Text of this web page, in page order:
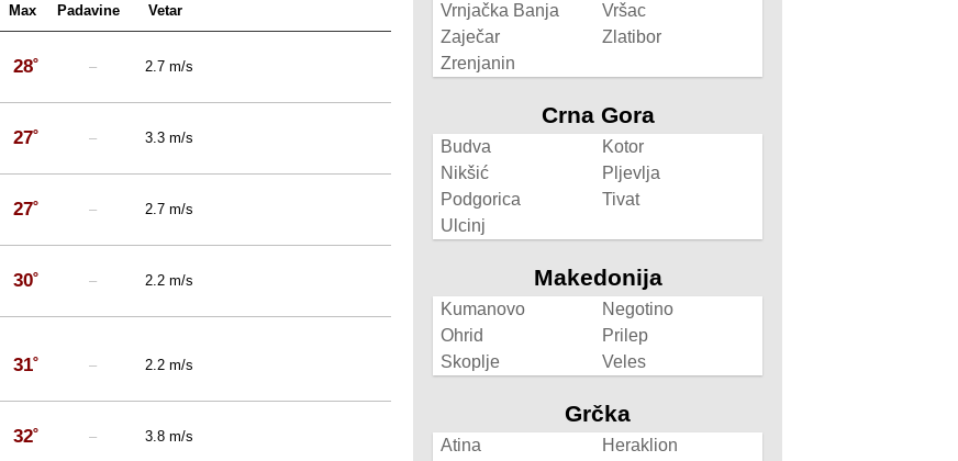
Max Padavine Vetar
28˚ – 2.7 m/s
27˚ – 3.3 m/s
27˚ – 2.7 m/s
30˚ – 2.2 m/s
31˚ – 2.2 m/s
32˚ – 3.8 m/s
Vrnjačka Banja
Vršac
Zaječar
Zlatibor
Zrenjanin
Crna Gora
Budva
Kotor
Nikšić
Pljevlja
Podgorica
Tivat
Ulcinj
Makedonija
Kumanovo
Negotino
Ohrid
Prilep
Skoplje
Veles
Grčka
Atina
Heraklion